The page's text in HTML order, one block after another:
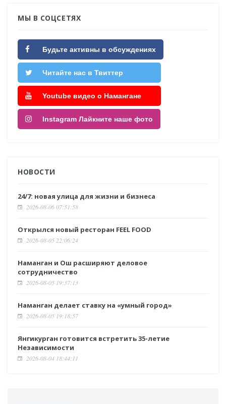
МЫ В СОЦСЕТЯХ
Будьте активны в обсуждениях
Читайте нас в Твиттер
Youtube видео о Намангане
Instagram Лайкните наше фото
НОВОСТИ
24/7: новая улица для жизни и бизнеса
2026-08-06 07:51:58
Открылся новый ресторан FEEL FOOD
2026-08-05 22:06:24
Наманган и Ош расширяют деловое
сотрудничество
2026-08-05 19:37:13
Наманган делает ставку на «умный город»
2026-08-05 19:18:57
Янгикурган готовится встретить 35-летие
Независимости
2026-08-04 18:44:11